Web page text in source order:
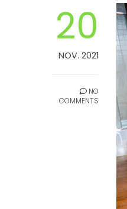
20
NOV. 2021
NO
COMMENTS